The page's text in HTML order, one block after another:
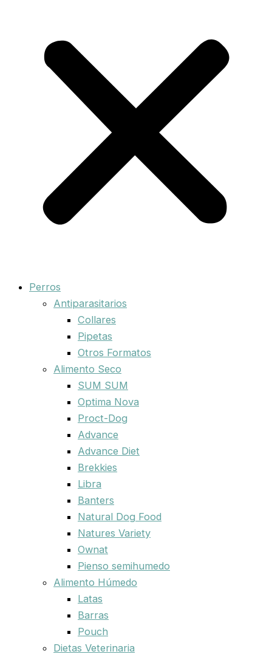
Perros
Antiparasitarios
Collares
Pipetas
Otros Formatos
Alimento Seco
SUM SUM
Optima Nova
Proct-Dog
Advance
Advance Diet
Brekkies
Libra
Banters
Natural Dog Food
Natures Variety
Ownat
Pienso semihumedo
Alimento Húmedo
Latas
Barras
Pouch
Dietas Veterinaria